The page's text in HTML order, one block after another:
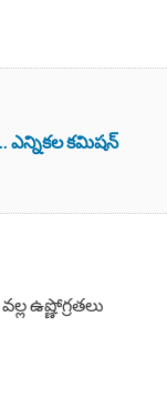
ఎన్నికల కమిషన్
ఉష్ణోగ్రతలు